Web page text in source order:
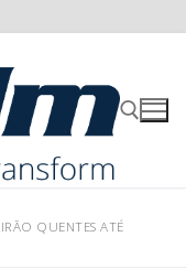
QUENTES ATÉ